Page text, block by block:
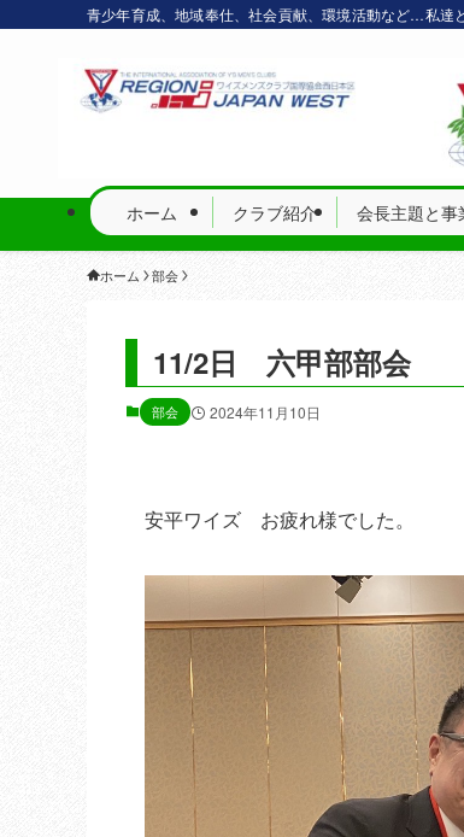
青少年育成、地域奉仕、社会貢献、環境活動など…私達
ホーム クラブ紹介 会長主題と事
ホーム 部会
11/2日 六甲部部会
部会 2024年11月10日
安平ワイズ お疲れ様でした。